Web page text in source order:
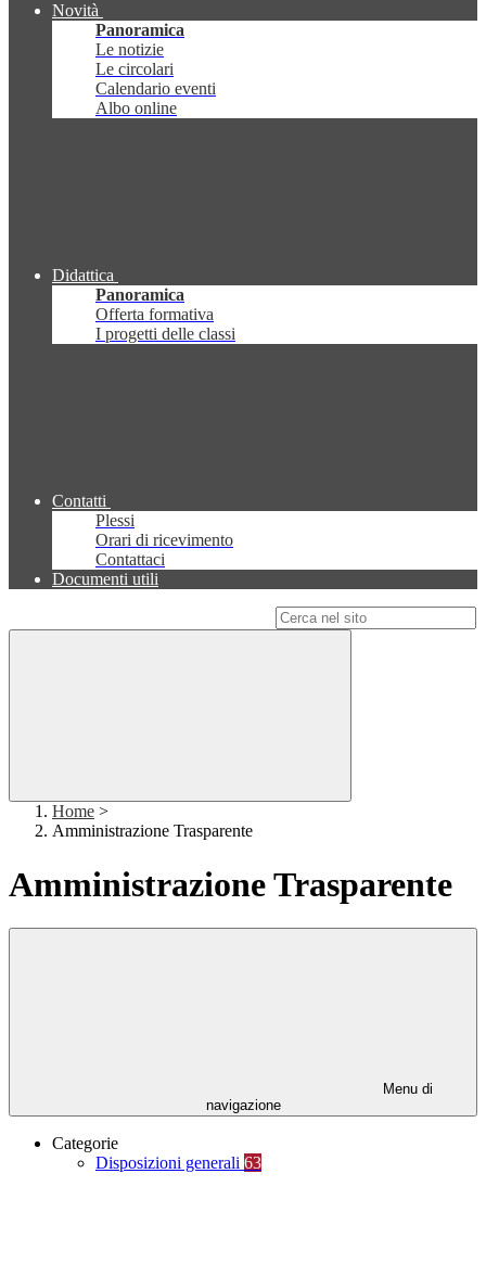
Novità
Panoramica
Le notizie
Le circolari
Calendario eventi
Albo online
Didattica
Panoramica
Offerta formativa
I progetti delle classi
Contatti
Plessi
Orari di ricevimento
Contattaci
Documenti utili
Home >
Amministrazione Trasparente
Amministrazione Trasparente
Menu di
navigazione
Categorie
Disposizioni generali 63